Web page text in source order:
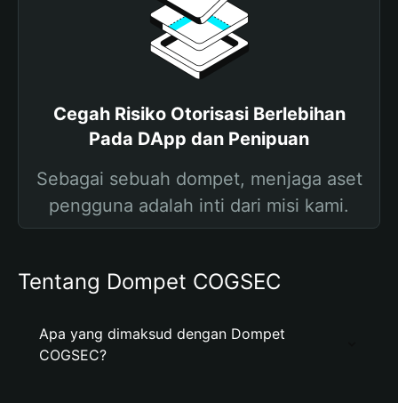
Cegah Risiko Otorisasi Berlebihan
Pada DApp dan Penipuan
Sebagai sebuah dompet, menjaga aset
pengguna adalah inti dari misi kami.
Tentang Dompet COGSEC
Apa yang dimaksud dengan Dompet
COGSEC?